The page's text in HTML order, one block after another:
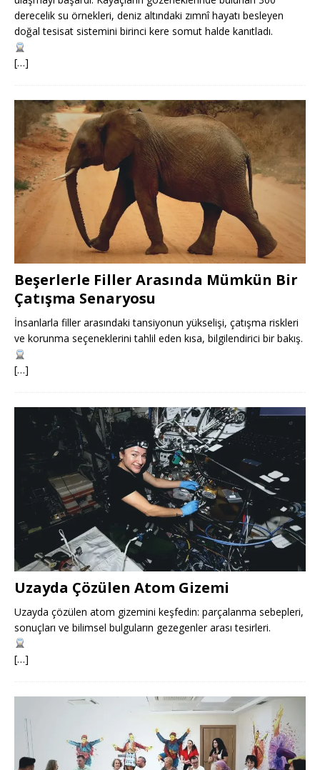
derecelik su örnekleri, deniz altındaki zımnî hayatı besleyen
doğal tesisat sistemini birinci kere somut halde kanıtladı.
[…]
Beşerlerle Filler Arasında Mümkün Bir
Çatışma Senaryosu
İnsanlarla filler arasındaki tansiyonun yükselişi, çatışma riskleri
ve korunma seçeneklerini tahlil eden kısa, bilgilendirici bir bakış.
[…]
Uzayda Çözülen Atom Gizemi
Uzayda çözülen atom gizemini keşfedin: parçalanma sebepleri,
sonuçları ve bilimsel bulguların gezegenler arası tesirleri.
[…]